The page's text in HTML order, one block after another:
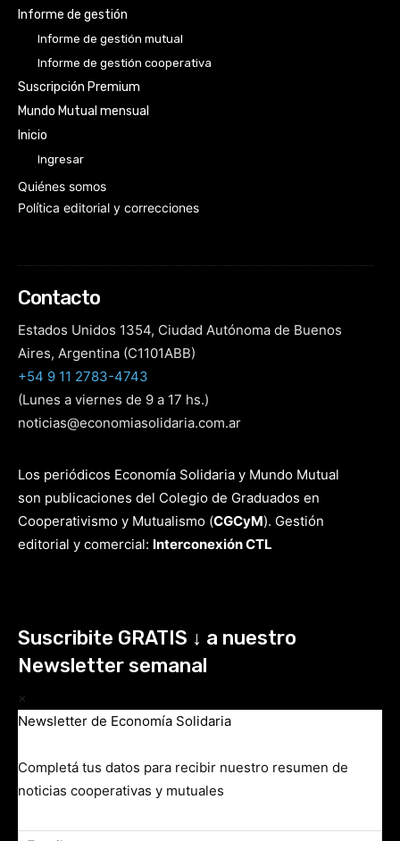
Informe de gestión
Informe de gestión mutual
Informe de gestión cooperativa
Suscripción Premium
Mundo Mutual mensual
Inicio
Ingresar
Quiénes somos
Política editorial y correcciones
Contacto
Estados Unidos 1354, Ciudad Autónoma de Buenos
Aires, Argentina (C1101ABB)
+54 9 11 2783-4743
(Lunes a viernes de 9 a 17 hs.)
noticias@economiasolidaria.com.ar
Los periódicos Economía Solidaria y Mundo Mutual
son publicaciones del Colegio de Graduados en
Cooperativismo y Mutualismo (CGCyM). Gestión
editorial y comercial: Interconexión CTL
Suscribite GRATIS ↓ a nuestro
Newsletter semanal
×
Newsletter de Economía Solidaria
Completá tus datos para recibir nuestro resumen de
noticias cooperativas y mutuales